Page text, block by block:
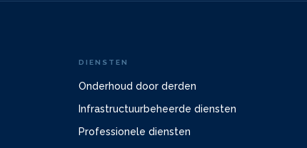
DIENSTEN
Onderhoud door derden
Infrastructuurbeheerde diensten
Professionele diensten